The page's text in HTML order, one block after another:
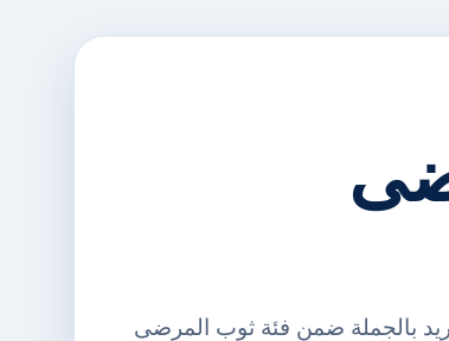
بالجملة ضمن فئة ثوب المرضى